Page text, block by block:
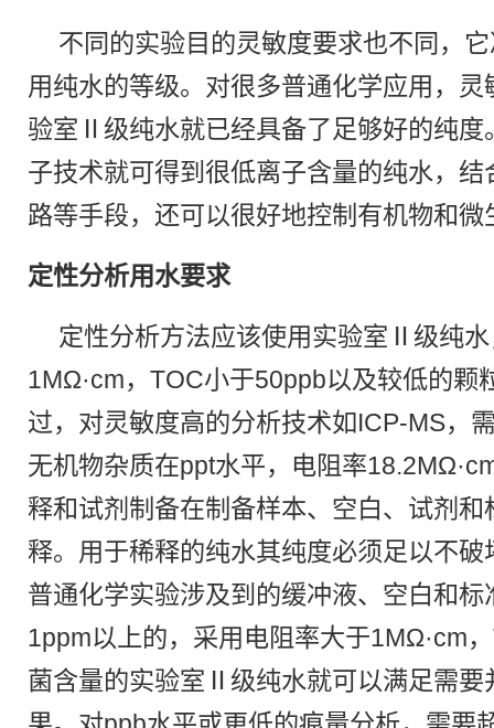
不同的实验目的灵敏度要求也不同，
用纯水的等级。对很多普通化学应用，
验室Ⅱ级纯水就已经具备了足够好的纯度
子技术就可得到很低离子含量的纯水，
路等手段，还可以很好地控制有机物和微
定性分析用水要求
定性分析方法应该使用实验室Ⅱ级纯
1MΩ·cm，TOC小于50ppb以及较低的颗
过，对灵敏度高的分析技术如ICP-MS，
无机物杂质在ppt水平，电阻率
释和试剂制备在制备样本、空白、试剂
释。用于稀释的纯水其纯度必须足以不
普通化学实验涉及到的缓冲液、空白和
1ppm以上的，采用电阻率大于1MΩ·cm
菌含量的实验室Ⅱ级纯水就可以满足需要